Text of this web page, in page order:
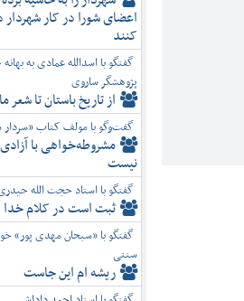
اعضای شورا در کار
کنند
گفتگو با اسدالله عمادی به
پژوهشگر ساروی
از تاریخ باستان تا شعر
گفت‌وگو با مولف کتاب
مشروطه‌خواهی با
نیست
گفتگو با استاد حجت الله
ثبت است در کلام خدا
گفتگو با «سبحان مهدی پور»
سنتی
ریشه ام این جاست